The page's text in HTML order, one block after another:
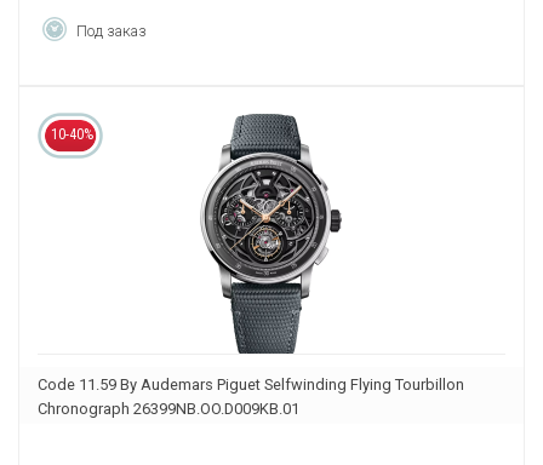
Под заказ
10-40%
Code 11.59 By Audemars Piguet Selfwinding Flying Tourbillon
Chronograph 26399NB.OO.D009KB.01